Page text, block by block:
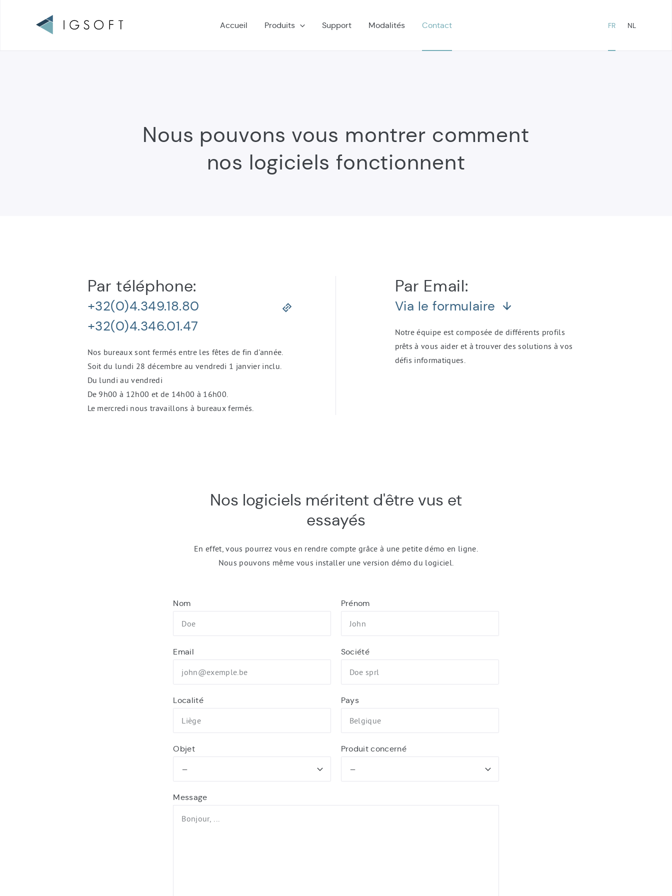
Nous pouvons vous montrer comment
nos logiciels fonctionnent
Par téléphone:
+32(0)4.349.18.80
+32(0)4.346.01.47
Nos bureaux sont fermés entre les fêtes de fin d'année.
Soit du lundi 28 décembre au vendredi 1 janvier inclu.
Du lundi au vendredi
De 9h00 à 12h00 et de 14h00 à 16h00.
Le mercredi nous travaillons à bureaux fermés.
Par Email:
Via le formulaire
Notre équipe est composée de différents profils
prêts à vous aider et à trouver des solutions à vos
défis informatiques.
Navigation
principale
Accueil Produits Support Modalités Contact FR NL
Nos logiciels méritent d'être vus et
essayés
En effet, vous pourrez vous en rendre compte grâce à une petite démo en ligne.
Nous pouvons même vous installer une version démo du logiciel.
Nom Prénom
Email Société
Localité Pays
Objet Produit concerné
Message